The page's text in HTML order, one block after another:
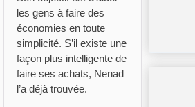
les gens à faire des
économies en toute
simplicité. S’il existe une
façon plus intelligente de
faire ses achats, Nenad
l’a déjà trouvée.